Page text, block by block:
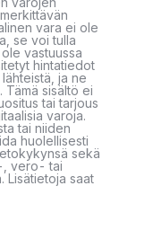
vara ei ole
se voi tulla
vastuussa
hintatiedot
ja ne
Tämä sisältö ei
tai tarjous
varoja.
tai niiden
huolellisesti
sekä
, vero- tai
Lisätietoja saat